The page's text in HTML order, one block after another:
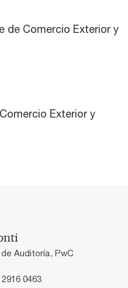
de Comercio Exterior y
Exterior y
Auditoría, PwC
0463